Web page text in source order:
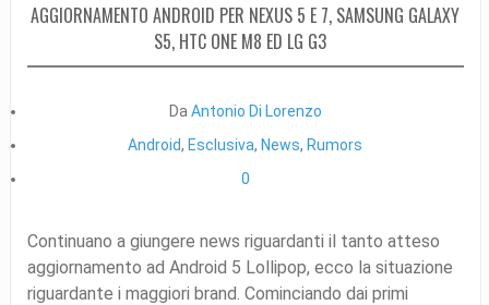
AGGIORNAMENTO ANDROID PER NEXUS 5 E 7, SAMSUNG GALAXY
S5, HTC ONE M8 ED LG G3
Da Antonio Di Lorenzo
Android, Esclusiva, News, Rumors
0
Continuano a giungere news riguardanti il tanto atteso
aggiornamento ad Android 5 Lollipop, ecco la situazione
riguardante i maggiori brand. Cominciando dai primi